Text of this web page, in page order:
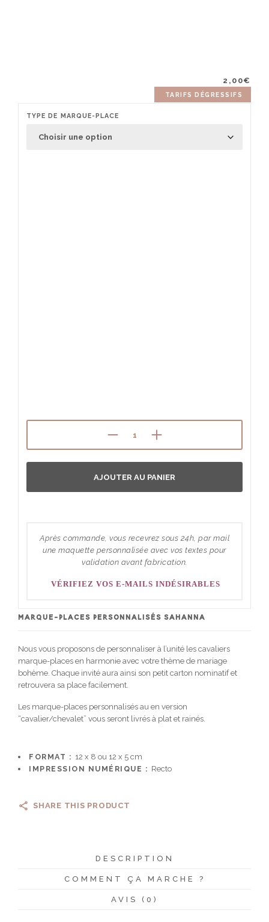
2,00€
TARIFS DÉGRESSIFS
MARQUE-PLACES PERSONNALISÉS SAHANNA
Nous vous proposons de personnaliser à l’unité les cavaliers
marque-places en harmonie avec votre thème de mariage
bohème. Chaque invité aura ainsi son petit carton nominatif et
retrouvera sa place facilement.
Les marque-places personnalisés au en version
“cavalier/chevalet” vous seront livrés à plat et rainés.
FORMAT : 12 x 8 ou 12 x 5 cm
IMPRESSION NUMÉRIQUE : Recto
TYPE DE MARQUE-PLACE
AJOUTER AU PANIER
Après commande, vous recevrez sous 24h, par mail
une maquette personnalisée avec vos textes pour
validation avant fabrication.
VÉRIFIEZ VOS E-MAILS INDÉSIRABLES
SHARE THIS PRODUCT
DESCRIPTION
COMMENT ÇA MARCHE ?
AVIS (0)